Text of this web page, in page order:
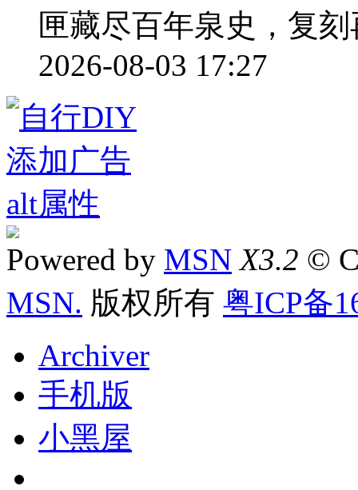
匣藏尽百年泉史，复
2026-08-03 17:27
Powered by MSN X3.2 ©
MSN. 版权所有 粤ICP备
Archiver
手机版
小黑屋